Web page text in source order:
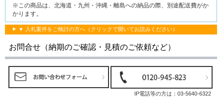
※この商品は、北海道・九州・沖縄・離島への納品の際、別途配送費がか
かります。
▼ 入札案件をご検討の方へ（クリックで開いてお読みください）
お問合せ（納期のご確認・見積のご依頼など）
IP電話等の方は： 03-5640-6322